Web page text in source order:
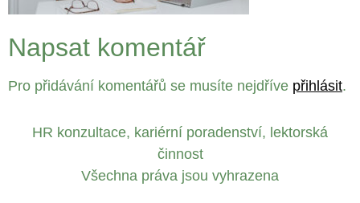
Napsat komentář
Pro přidávání komentářů se musíte nejdříve přihlásit.
HR konzultace, kariérní poradenství, lektorská
činnost
Všechna práva jsou vyhrazena